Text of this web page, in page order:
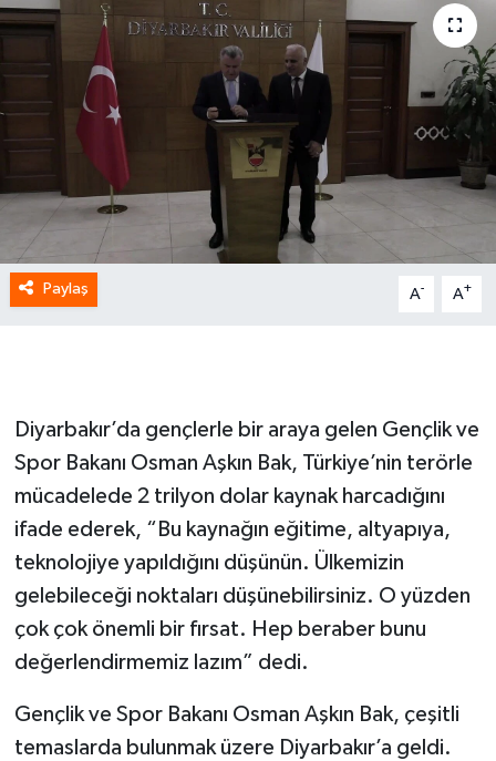
Paylaş A- A+
Diyarbakır’da gençlerle bir araya gelen Gençlik ve
Spor Bakanı Osman Aşkın Bak, Türkiye’nin terörle
mücadelede 2 trilyon dolar kaynak harcadığını
ifade ederek, “Bu kaynağın eğitime, altyapıya,
teknolojiye yapıldığını düşünün. Ülkemizin
gelebileceği noktaları düşünebilirsiniz. O yüzden
çok çok önemli bir fırsat. Hep beraber bunu
değerlendirmemiz lazım” dedi.
Gençlik ve Spor Bakanı Osman Aşkın Bak, çeşitli
temaslarda bulunmak üzere Diyarbakır’a geldi.